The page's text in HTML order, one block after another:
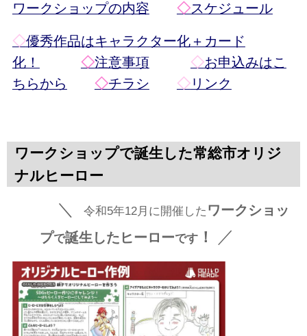
ワークショップの内容
◇スケジュール
◇優秀作品はキャラクター化＋カード
化！
◇注意事項 ◇お申込みはこ
ちらから
◇チラシ ◇リンク
ワークショップで誕生した常総市オリジ
ナルヒーロー
＼ 令和5年12月に開催した ワークショッ
プで誕生したヒーローです！ ／